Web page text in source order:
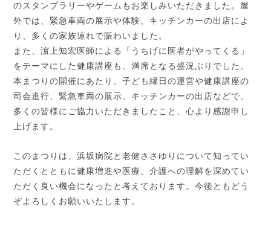
のスタンプラリーやゲームもお楽しみいただきました。屋
外では、緊急車両の展示や体験、キッチンカーの出店によ
り、多くの家族連れで賑わいました。
また、濵上知宏医師による「うちげに医者がやってくる」
をテーマにした健康講座も、満席となる盛況ぶりでした。
本まつりの開催にあたり、子ども縁日の運営や健康講座の
司会進行、緊急車両の展示、キッチンカーの出店などで、
多くの皆様にご協力いただきましたこと、心より感謝申し
上げます。
このまつりは、浜坂病院と老健ささゆりについて知ってい
ただくとともに健康増進や医療、介護への理解を深めてい
ただく良い機会になったと考えております。今後ともどう
ぞよろしくお願いいたします。